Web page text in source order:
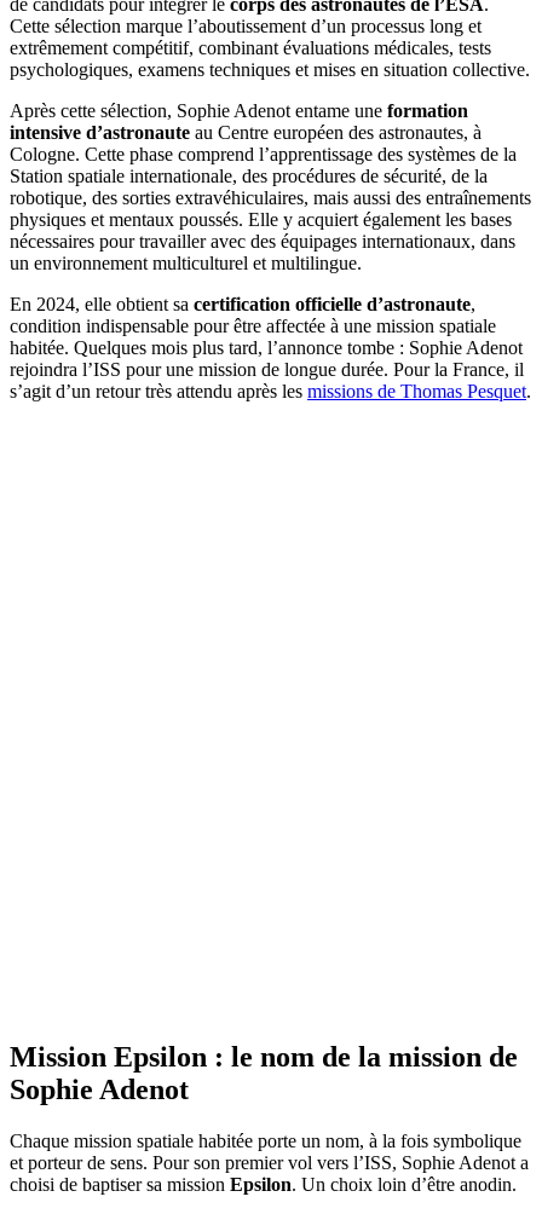
de candidats pour intégrer le corps des astronautes de l’ESA.
Cette sélection marque l’aboutissement d’un processus long et
extrêmement compétitif, combinant évaluations médicales, tests
psychologiques, examens techniques et mises en situation collective.
Après cette sélection, Sophie Adenot entame une formation
intensive d’astronaute au Centre européen des astronautes, à
Cologne. Cette phase comprend l’apprentissage des systèmes de la
Station spatiale internationale, des procédures de sécurité, de la
robotique, des sorties extravéhiculaires, mais aussi des entraînements
physiques et mentaux poussés. Elle y acquiert également les bases
nécessaires pour travailler avec des équipages internationaux, dans
un environnement multiculturel et multilingue.
En 2024, elle obtient sa certification officielle d’astronaute,
condition indispensable pour être affectée à une mission spatiale
habitée. Quelques mois plus tard, l’annonce tombe : Sophie Adenot
rejoindra l’ISS pour une mission de longue durée. Pour la France, il
s’agit d’un retour très attendu après les missions de Thomas Pesquet.
Mission Epsilon : le nom de la mission de
Sophie Adenot
Chaque mission spatiale habitée porte un nom, à la fois symbolique
et porteur de sens. Pour son premier vol vers l’ISS, Sophie Adenot a
choisi de baptiser sa mission Epsilon. Un choix loin d’être anodin.